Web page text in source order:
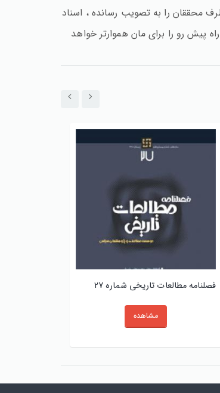
محققان را به تصویب رسانده ، اسناد
پیش رو را برای مان هموارتر خواهد
فصلنامه مطالعات تاریخی شماره 27
مشاهده